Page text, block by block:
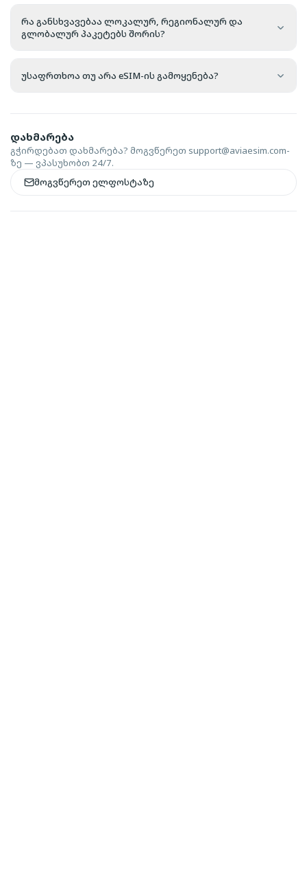
რა განსხვავებაა ლოკალურ, რეგიონალურ და
გლობალურ პაკეტებს შორის?
უსაფრთხოა თუ არა eSIM-ის გამოყენება?
დახმარება
გჭირდებათ დახმარება? მოგვწერეთ support@aviaesim.com-
ზე — ვპასუხობთ 24/7.
მოგვწერეთ ელფოსტაზე